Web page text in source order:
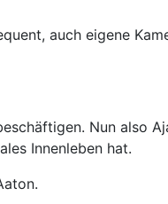
auch eigene
Nun also
Innenleben hat.